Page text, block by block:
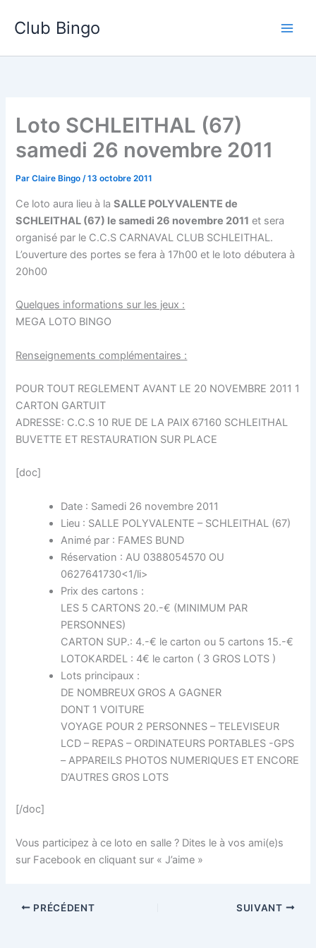
Club Bingo
Loto SCHLEITHAL (67)
samedi 26 novembre 2011
ParClaire Bingo/13 octobre 2011
Ce loto aura lieu à laSALLE POLYVALENTE de
SCHLEITHAL (67) le samedi 26 novembre 2011 et sera
organisé par le C.C.S CARNAVAL CLUB SCHLEITHAL.
L’ouverture des portes se fera à 17h00 et le loto débutera à
20h00
Quelques informations sur les jeux :
MEGA LOTO BINGO
Renseignements complémentaires :
POUR TOUT REGLEMENT AVANT LE 20 NOVEMBRE 2011 1
CARTON GARTUIT
ADRESSE: C.C.S 10 RUE DE LA PAIX 67160 SCHLEITHAL
BUVETTE ET RESTAURATION SUR PLACE
[doc]
Date : Samedi 26 novembre 2011
Lieu : SALLE POLYVALENTE – SCHLEITHAL (67)
Animé par : FAMES BUND
Réservation : AU 0388054570 OU
0627641730<1/li>
Prix des cartons :
LES 5 CARTONS 20.-€ (MINIMUM PAR
PERSONNES)
CARTON SUP.: 4.-€ le carton ou 5 cartons 15.-€
LOTOKARDEL : 4€ le carton ( 3 GROS LOTS )
Lots principaux :
DE NOMBREUX GROS A GAGNER
DONT 1 VOITURE
VOYAGE POUR 2 PERSONNES – TELEVISEUR
LCD – REPAS – ORDINATEURS PORTABLES -GPS
– APPAREILS PHOTOS NUMERIQUES ET ENCORE
D’AUTRES GROS LOTS
[/doc]
Vous participez à ce loto en salle ? Dites le à vos ami(e)s
sur Facebook en cliquant sur « J’aime »
PRÉCÉDENT SUIVANT